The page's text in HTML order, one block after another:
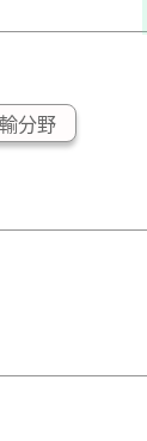
分野